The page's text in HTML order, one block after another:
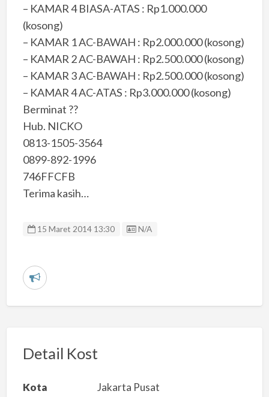
– KAMAR 4 BIASA-ATAS : Rp1.000.000
(kosong)
– KAMAR 1 AC-BAWAH : Rp2.000.000 (kosong)
– KAMAR 2 AC-BAWAH : Rp2.500.000 (kosong)
– KAMAR 3 AC-BAWAH : Rp2.500.000 (kosong)
– KAMAR 4 AC-ATAS : Rp3.000.000 (kosong)
Berminat ??
Hub. NICKO
0813-1505-3564
0899-892-1996
746FFCFB
Terima kasih…
15 Maret 2014 13:30 Listing ID
N/A
L
r
a
Detail Kost
Kota Jakarta Pusat